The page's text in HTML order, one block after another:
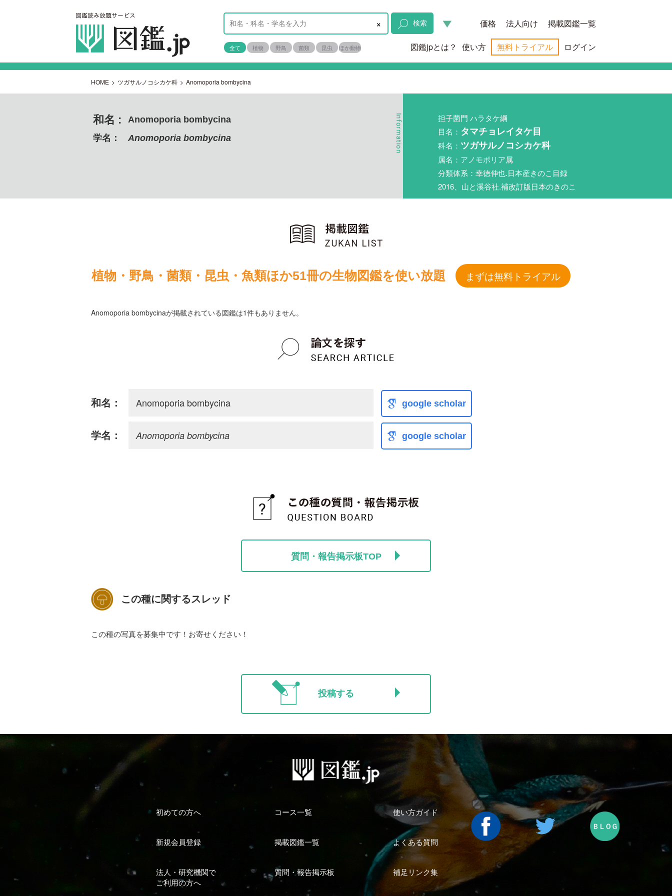
× 検索
全て 植物 野鳥 菌類 昆虫 ほか動物
価格 法人向け 掲載図鑑一覧
図鑑jpとは？ 使い方 無料トライアル ログイン
HOME > ツガサルノコシカケ科 > Anomoporia bombycina
和名 :
Anomoporia bombycina
学名：
Anomoporia bombycina
担子菌門 ハラタケ綱
目名： タマチョレイタケ目
科名： ツガサルノコシカケ科
属名：アノモポリア属
分類体系：幸徳伸也.日本産きのこ目録
2016、山と溪谷社.補改訂版日本のきのこ
植物・野鳥・菌類・昆虫・魚類ほか51冊の生物図鑑を使い放題 まずは無料トライアル
Anomoporia bombycinaが掲載されている図鑑は1件もありません。
和名： Anomoporia bombycina google scholar
学名： Anomoporia bombycina google scholar
質問・報告掲示板TOP
この種に関するスレッド
この種の写真を募集中です！お寄せください！
投稿する
初めての方へ コース一覧 使い方ガイド
新規会員登録 掲載図鑑一覧 よくある質問
法人・研究機関で
ご利用の方へ
質問・報告掲示板 補足リンク集